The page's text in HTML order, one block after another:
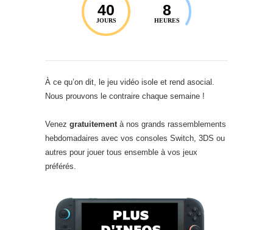
40
JOURS
8
HEURES
À ce qu’on dit, le jeu vidéo isole et rend asocial.
Nous prouvons le contraire chaque semaine !
Venez gratuitement à nos grands rassemblements
hebdomadaires avec vos consoles Switch, 3DS ou
autres pour jouer tous ensemble à vos jeux
préférés.